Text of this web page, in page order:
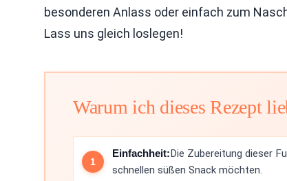
besonderen Anlass oder einfach zum
Lass uns gleich loslegen!
Warum ich dieses Rezept
Einfachheit:Die Zubereitung dieser
schnellen süßen Snack möchten.